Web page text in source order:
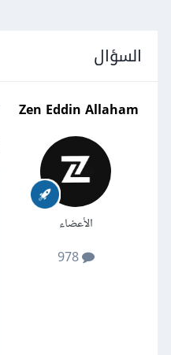
السؤال
Zen Eddin Allaham
الأعضاء
978